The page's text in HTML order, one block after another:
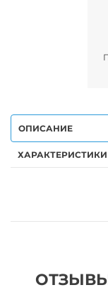
ОПИСАНИЕ
ХАРАКТЕРИСТИКИ